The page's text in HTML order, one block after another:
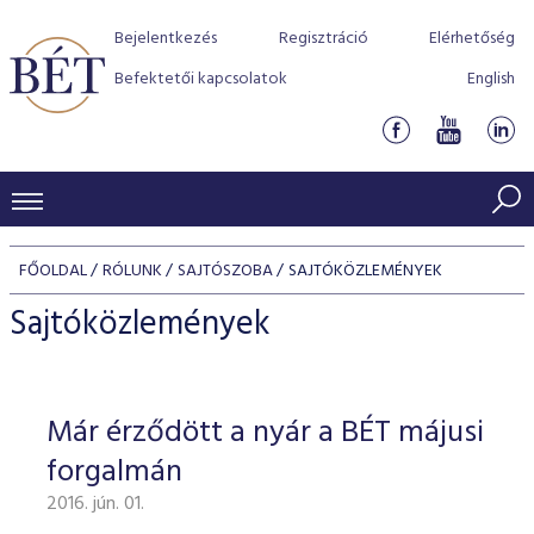
Bejelentkezés Regisztráció
Elérhetőség
Befektetői kapcsolatok
English
KERESKEDÉSI ADATOK
INDEXEK
Jelzáloglevél indexek
Vállalati kötvény indexek
Azonnali Piac
Részvények
Származékos piac
BEFEKTETŐK
Részvény szekció
Hitelpapír szekció
BÉT szabályzatok
Befektetővédelem
Alkalmazott díjstruktúra
Elszámolás
Részvény és vállalati kötvény tőzsdei bevezetését
program
BÉT Xtend - Részvénypiac egyszerűen
TŐZSDETAGOK
Tőzsdetagok, üzletkötők
VENDOROK
FŐOLDAL RÓLUNK SAJTÓSZOBA SAJTÓKÖZLEMÉNYEK
Sajtóközlemények
Már érződött a nyár a BÉT májusi
forgalmán
2016. jún. 01.